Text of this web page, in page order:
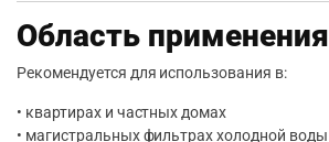
Область применения
Рекомендуется для использования в:
• квартирах и частных домах
• магистральных фильтрах холодной воды